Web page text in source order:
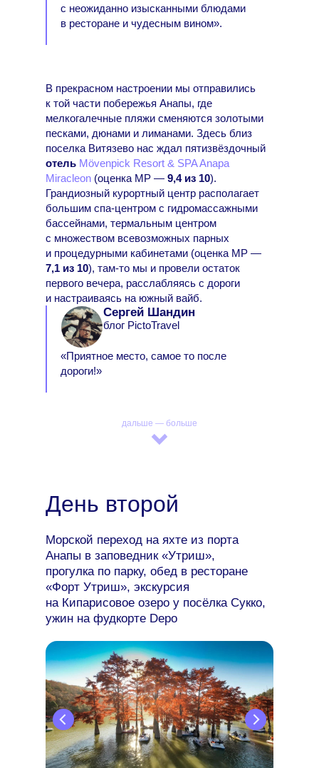
с неожиданно изысканными блюдами
в ресторане и чудесным вином».
В прекрасном настроении мы отправились
к той части побережья Анапы, где
мелкогалечные пляжи сменяются золотыми
песками, дюнами и лиманами. Здесь близ
поселка Витязево нас ждал пятизвёздочный
отель Mövenpick Resort & SPA Anapa
Miracleon (оценка МР — 9,4 из 10).
Грандиозный курортный центр располагает
большим спа-центром с гидромассажными
бассейнами, термальным центром
с множеством всевозможных парных
и процедурными кабинетами (оценка МР —
7,1 из 10), там-то мы и провели остаток
первого вечера, расслабляясь с дороги
и настраиваясь на южный вайб.
Сергей Шандин
блог PictoTravel
«Приятное место, самое то после
дороги!»
дальше — больше
Морской переход на яхте из порта
Анапы в заповедник «Утриш»,
прогулка по парку, обед в ресторане
«Форт Утриш», экскурсия
на Кипарисовое озеро у посёлка Сукко,
ужин на фудкорте Depo
День второй